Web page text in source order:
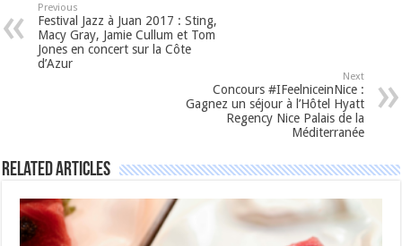
Previous
Festival Jazz à Juan 2017 : Sting,
Macy Gray, Jamie Cullum et Tom
Jones en concert sur la Côte
d’Azur
Next
Concours #IFeelniceinNice :
Gagnez un séjour à l’Hôtel Hyatt
Regency Nice Palais de la
Méditerranée
Related Articles